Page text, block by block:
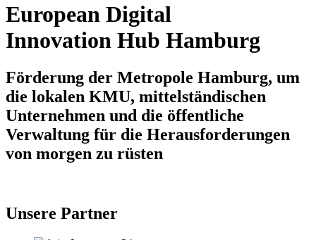
European Digital
Innovation Hub Hamburg
Förderung der Metropole Hamburg, um
die lokalen KMU, mittelständischen
Unternehmen und die öffentliche
Verwaltung für die Herausforderungen
von morgen zu rüsten
Unsere Partner